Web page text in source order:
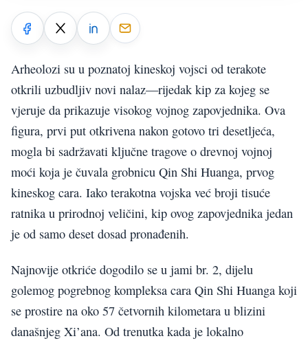
Arheolozi su u poznatoj kineskoj vojsci od terakote
otkrili uzbudljiv novi nalaz—rijedak kip za kojeg se
vjeruje da prikazuje visokog vojnog zapovjednika. Ova
figura, prvi put otkrivena nakon gotovo tri desetljeća,
mogla bi sadržavati ključne tragove o drevnoj vojnoj
moći koja je čuvala grobnicu Qin Shi Huanga, prvog
kineskog cara. Iako terakotna vojska već broji tisuće
ratnika u prirodnoj veličini, kip ovog zapovjednika jedan
je od samo deset dosad pronađenih.
Najnovije otkriće dogodilo se u jami br. 2, dijelu
golemog pogrebnog kompleksa cara Qin Shi Huanga koji
se prostire na oko 57 četvornih kilometara u blizini
današnjeg Xi’ana. Od trenutka kada je lokalno